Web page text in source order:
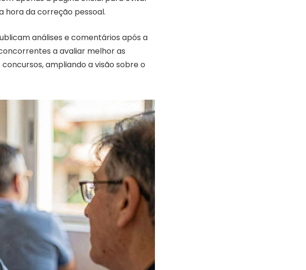
hora da correção pessoal.
análises e comentários após a
a avaliar melhor as
ampliando a visão sobre o